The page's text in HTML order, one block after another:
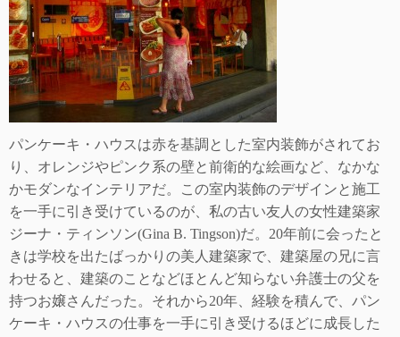
パンケーキ・ハウスは赤を基調とした室内装飾がされてお
り、オレンジやピンク系の壁と前衛的な絵画など、なかな
かモダンなインテリアだ。この室内装飾のデザインと施工
を一手に引き受けているのが、私の古い友人の女性建築家
ジーナ・ティンソン(Gina B. Tingson)だ。 20年前に会ったと
きは学校を出たばっかりの美人建築家で、建築屋の兄に言
わせると、建築のことなどほとんど知らない弁護士の父を
持つお嬢さんだった。それから20年、経験を積んで、パン
ケーキ・ハウスの仕事を一手に引き受けるほどに成長した